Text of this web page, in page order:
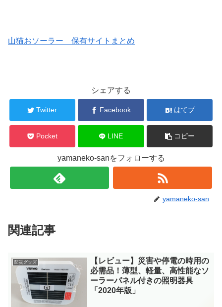
山猫おソーラー 保有サイトまとめ
シェアする
Twitter Facebook はてブ
Pocket LINE コピー
yamaneko-sanをフォローする
yamaneko-san
関連記事
防災グッズ
【レビュー】災害や停電の時用の
必需品！薄型、軽量、高性能なソ
ーラーパネル付きの照明器具
「2020年版」